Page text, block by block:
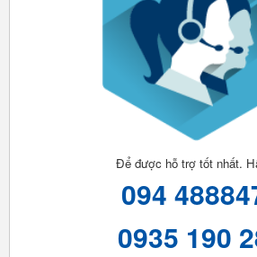
Để được hỗ trợ tốt nhất.
094
0935 190